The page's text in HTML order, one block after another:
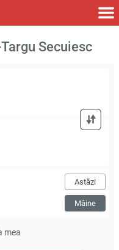
Secuiesc
Astăzi
Mâine
mea